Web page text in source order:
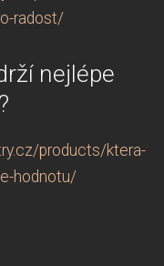
radost/
nejlépe
products/ktera-
hodnotu/